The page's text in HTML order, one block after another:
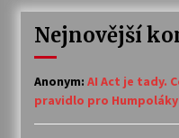
Nejnovější
Anonym: AI Act je tady.
pravidlo pro